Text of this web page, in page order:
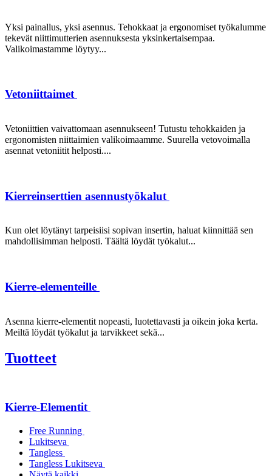
Yksi painallus, yksi asennus. Tehokkaat ja ergonomiset työkalumme
tekevät niittimutterien asennuksesta yksinkertaisempaa.
Valikoimastamme löytyy...
Vetoniittaimet
Vetoniittien vaivattomaan asennukseen! Tutustu tehokkaiden ja
ergonomisten niittaimien valikoimaamme. Suurella vetovoimalla
asennat vetoniitit helposti....
Kierreinserttien asennustyökalut
Kun olet löytänyt tarpeisiisi sopivan insertin, haluat kiinnittää sen
mahdollisimman helposti. Täältä löydät työkalut...
Kierre-elementeille
Asenna kierre-elementit nopeasti, luotettavasti ja oikein joka kerta.
Meiltä löydät työkalut ja tarvikkeet sekä...
Tuotteet
Kierre-Elementit
Free Running
Lukitseva
Tangless
Tangless Lukitseva